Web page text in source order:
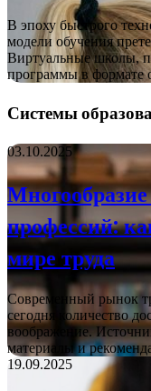
В эпоху быстрого
модели обучения
Виртуальные школы,
программы в формате
Системы
03.10.2025
профессий:
мире труда
Современный рынок
сегодня количество
воображение.
материалы и
19.09.2025